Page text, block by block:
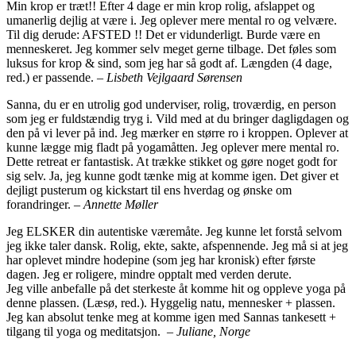
Min krop er træt!! Efter 4 dage er min krop rolig, afslappet og
umanerlig dejlig at være i. Jeg oplever mere mental ro og velvære.
Til dig derude: AFSTED !! Det er vidunderligt. Burde være en
menneskeret. Jeg kommer selv meget gerne tilbage. Det føles som
luksus for krop & sind, som jeg har så godt af. Længden (4 dage,
red.) er passende. – Lisbeth Vejlgaard Sørensen
Sanna, du er en utrolig god underviser, rolig, troværdig, en person
som jeg er fuldstændig tryg i. Vild med at du bringer dagligdagen og
den på vi lever på ind. Jeg mærker en større ro i kroppen. Oplever at
kunne lægge mig fladt på yogamåtten. Jeg oplever mere mental ro.
Dette retreat er fantastisk. At trække stikket og gøre noget godt for
sig selv. Ja, jeg kunne godt tænke mig at komme igen. Det giver et
dejligt pusterum og kickstart til ens hverdag og ønske om
forandringer. – Annette Møller
Jeg ELSKER din autentiske væremåte. Jeg kunne let forstå selvom
jeg ikke taler dansk. Rolig, ekte, sakte, afspennende. Jeg må si at jeg
har oplevet mindre hodepine (som jeg har kronisk) efter første
dagen. Jeg er roligere, mindre opptalt med verden derute.
Jeg ville anbefalle på det sterkeste åt komme hit og oppleve yoga på
denne plassen. (Læsø, red.). Hyggelig natu, mennesker + plassen.
Jeg kan absolut tenke meg at komme igen med Sannas tankesett +
tilgang til yoga og meditatsjon. – Juliane, Norge